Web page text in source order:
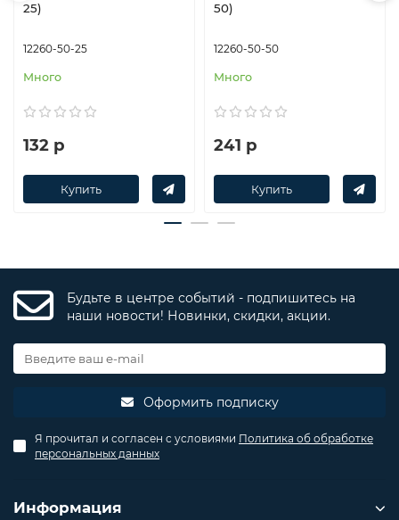
25)
12260-50-25
Много
132 р
Купить
50)
12260-50-50
Много
241 р
Купить
Будьте в центре событий - подпишитесь на
наши новости! Новинки, скидки, акции.
Оформить подписку
Я прочитал и согласен с условиями Политика об обработке
персональных данных
Информация